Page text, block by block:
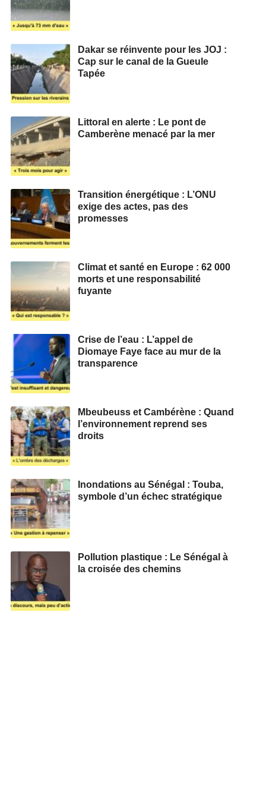
Dakar se réinvente pour les JOJ :
Cap sur le canal de la Gueule
Tapée
Littoral en alerte : Le pont de
Camberène menacé par la mer
Transition énergétique : L’ONU
exige des actes, pas des
promesses
Climat et santé en Europe : 62 000
morts et une responsabilité
fuyante
Crise de l’eau : L’appel de
Diomaye Faye face au mur de la
transparence
Mbeubeuss et Cambérène : Quand
l’environnement reprend ses
droits
Inondations au Sénégal : Touba,
symbole d’un échec stratégique
Pollution plastique : Le Sénégal à
la croisée des chemins